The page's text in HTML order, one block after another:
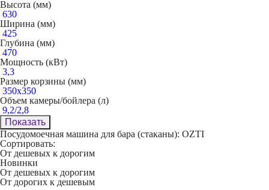
Высота (мм)
630
Ширина (мм)
425
Глубина (мм)
470
Мощность (кВт)
3,3
Размер корзины (мм)
350x350
Объем камеры/бойлера (л)
9,2/2,8
Показать
Посудомоечная машина для бара (стаканы): OZTI
Сортировать:
От дешевых к дорогим
Новинки
От дешевых к дорогим
От дорогих к дешевым